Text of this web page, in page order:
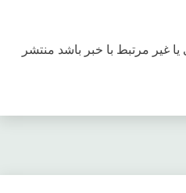
غیر مرتبط با خبر باشد منتشر